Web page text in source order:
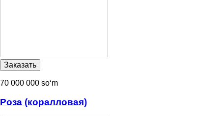
70 000 000 soʻm
Роза (коралловая)